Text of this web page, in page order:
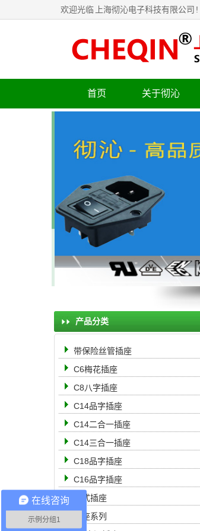
欢迎光临 上海彻沁电子科技有限公司 !
首页 关于彻沁
产品分类
带保险丝管插座
C6梅花插座
C8八字插座
C14品字插座
C14二合一插座
C14三合一插座
C18品字插座
C16品字插座
中式插座
母座系列
在线咨询
示例分组1